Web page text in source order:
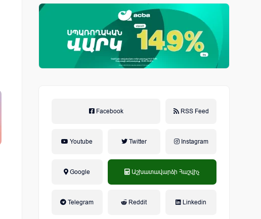
Facebook RSS Feed
Youtube Twitter Instagram
Google Աշխատավարձի Հաշվիչ
Telegram Reddit Linkedin